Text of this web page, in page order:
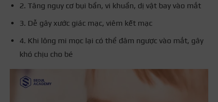
2. Tăng nguy cơ bụi bẩn, vi khuẩn, dị vật bay vào mắt
3. Dễ gây xước giác mạc, viêm kết mạc
4. Khi lông mi mọc lại có thể đâm ngược vào mắt, gây
khó chịu cho bé